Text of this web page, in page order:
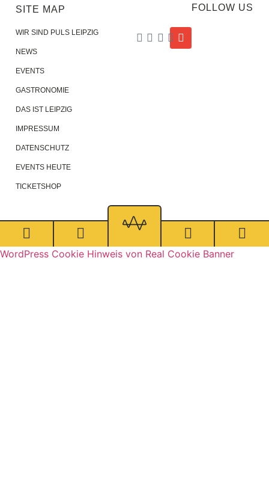
SITE MAP
WIR SIND PULS LEIPZIG
NEWS
EVENTS
GASTRONOMIE
DAS IST LEIPZIG
IMPRESSUM
DATENSCHUTZ
EVENTS HEUTE
TICKETSHOP
FOLLOW US
WordPress Cookie Hinweis von Real Cookie Banner